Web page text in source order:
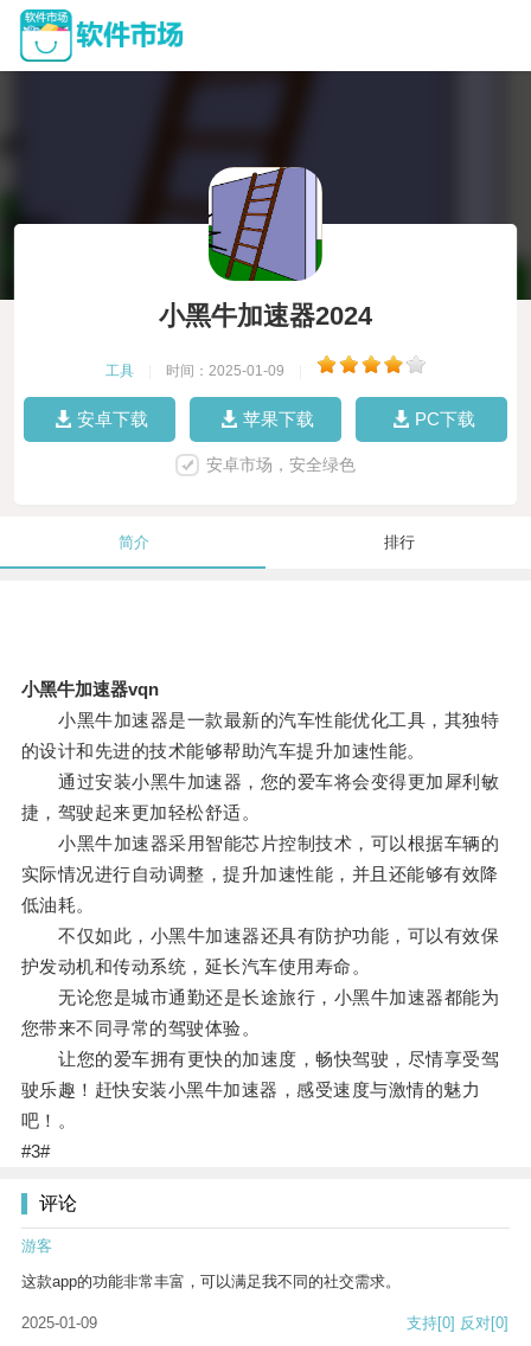
小黑牛加速器2024
工具 时间：2025-01-09
安卓下载 苹果下载 PC下载
安卓市场，安全绿色
简介 排行
小黑牛加速器vqn
小黑牛加速器是一款最新的汽车性能优化工具，其独特
的设计和先进的技术能够帮助汽车提升加速性能。
通过安装小黑牛加速器，您的爱车将会变得更加犀利敏
捷，驾驶起来更加轻松舒适。
小黑牛加速器采用智能芯片控制技术，可以根据车辆的
实际情况进行自动调整，提升加速性能，并且还能够有效降
低油耗。
不仅如此，小黑牛加速器还具有防护功能，可以有效保
护发动机和传动系统，延长汽车使用寿命。
无论您是城市通勤还是长途旅行，小黑牛加速器都能为
您带来不同寻常的驾驶体验。
让您的爱车拥有更快的加速度，畅快驾驶，尽情享受驾
驶乐趣！赶快安装小黑牛加速器，感受速度与激情的魅力
吧！。
#3#
评论
游客
这款app的功能非常丰富，可以满足我不同的社交需求。
2025-01-09 支持[0] 反对[0]